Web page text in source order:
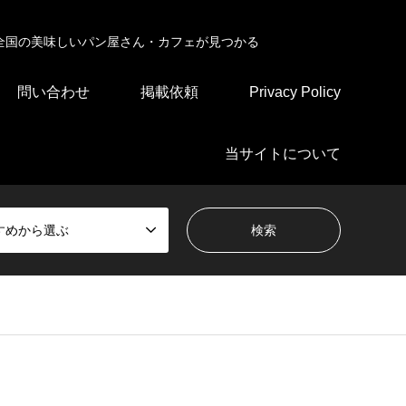
の美味しいパン屋さん・カフェが見つかる
問い合わせ 掲載依頼 Privacy Policy
当サイトについて
めから選ぶ